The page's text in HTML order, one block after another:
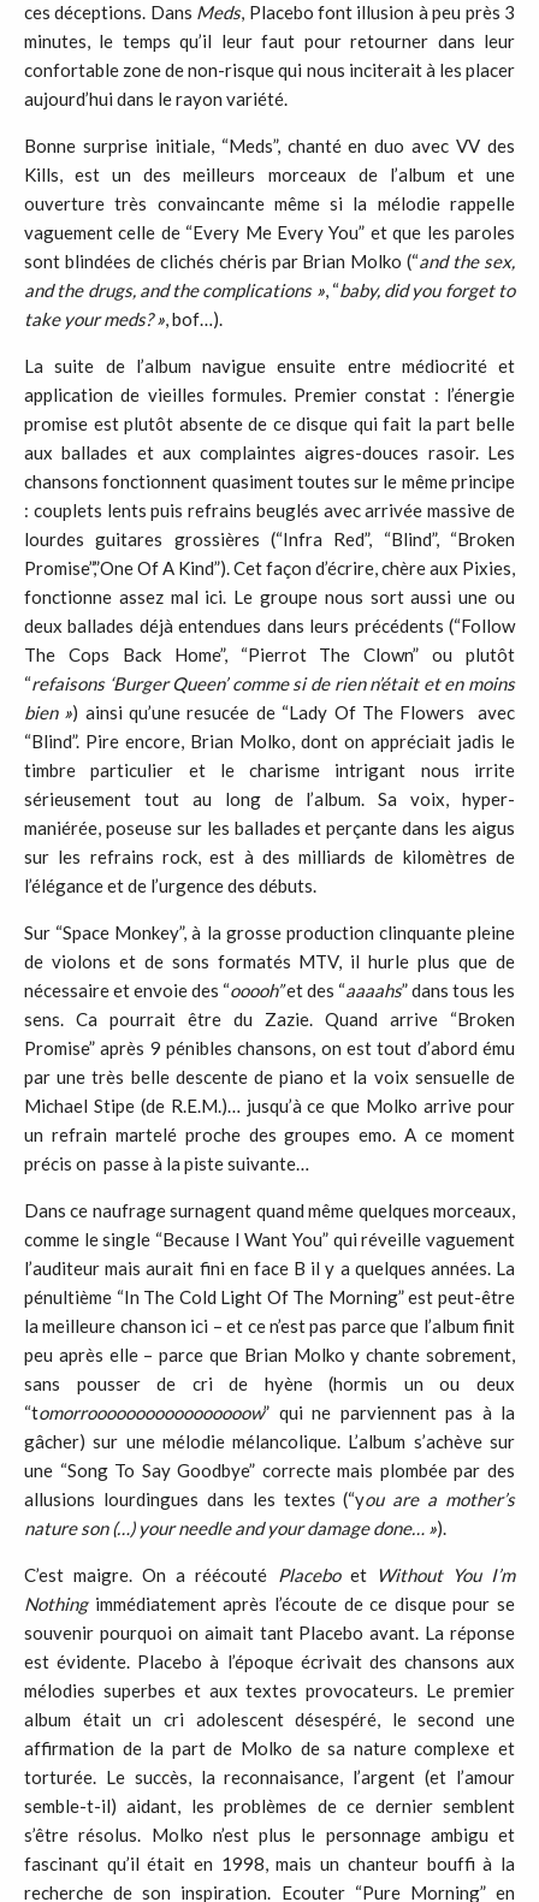
ces déceptions. Dans Meds, Placebo font illusion à peu près 3
minutes, le temps qu’il leur faut pour retourner dans leur
confortable zone de non-risque qui nous inciterait à les placer
aujourd’hui dans le rayon variété.
Bonne surprise initiale, “Meds”, chanté en duo avec VV des
Kills, est un des meilleurs morceaux de l’album et une
ouverture très convaincante même si la mélodie rappelle
vaguement celle de “Every Me Every You” et que les paroles
sont blindées de clichés chéris par Brian Molko (“and the sex,
and the drugs, and the complications », “baby, did you forget to
take your meds?», bof…).
La suite de l’album navigue ensuite entre médiocrité et
application de vieilles formules. Premier constat : l’énergie
promise est plutôt absente de ce disque qui fait la part belle
aux ballades et aux complaintes aigres-douces rasoir. Les
chansons fonctionnent quasiment toutes sur le même principe
: couplets lents puis refrains beuglés avec arrivée massive de
lourdes guitares grossières (“Infra Red”, “Blind”, “Broken
Promise”,”One Of A Kind”). Cet façon d’écrire, chère aux Pixies,
fonctionne assez mal ici. Le groupe nous sort aussi une ou
deux ballades déjà entendues dans leurs précédents (“Follow
The Cops Back Home”, “Pierrot The Clown” ou plutôt
“refaisons ‘Burger Queen’ comme si de rien n’était et en moins
bien ») ainsi qu’une resucée de “Lady Of The Flowers avec
“Blind”. Pire encore, Brian Molko, dont on appréciait jadis le
timbre particulier et le charisme intrigant nous irrite
sérieusement tout au long de l’album. Sa voix, hyper-
maniérée, poseuse sur les ballades et perçante dans les aigus
sur les refrains rock, est à des milliards de kilomètres de
l’élégance et de l’urgence des débuts.
Sur “Space Monkey”, à la grosse production clinquante pleine
de violons et de sons formatés MTV, il hurle plus que de
nécessaire et envoie des “ooooh”et des “aaaahs” dans tous les
sens. Ca pourrait être du Zazie. Quand arrive “Broken
Promise” après 9 pénibles chansons, on est tout d’abord ému
par une très belle descente de piano et la voix sensuelle de
Michael Stipe (de R.E.M.)… jusqu’à ce que Molko arrive pour
un refrain martelé proche des groupes emo. A ce moment
précis on passe à la piste suivante…
Dans ce naufrage surnagent quand même quelques morceaux,
comme le single “Because I Want You” qui réveille vaguement
l’auditeur mais aurait fini en face B il y a quelques années. La
pénultième “In The Cold Light Of The Morning” est peut-être
la meilleure chanson ici – et ce n’est pas parce que l’album finit
peu après elle – parce que Brian Molko y chante sobrement,
sans pousser de cri de hyène (hormis un ou deux
“tomorrooooooooooooooooow” qui ne parviennent pas à la
gâcher) sur une mélodie mélancolique. L’album s’achève sur
une “Song To Say Goodbye” correcte mais plombée par des
allusions lourdingues dans les textes (“you are a mother’s
nature son (…) your needle and your damage done… »).
C’est maigre. On a réécouté Placeboet Without You I’m
Nothingimmédiatement après l’écoute de ce disque pour se
souvenir pourquoi on aimait tant Placebo avant. La réponse
est évidente. Placebo à l’époque écrivait des chansons aux
mélodies superbes et aux textes provocateurs. Le premier
album était un cri adolescent désespéré, le second une
affirmation de la part de Molko de sa nature complexe et
torturée. Le succès, la reconnaisance, l’argent (et l’amour
semble-t-il) aidant, les problèmes de ce dernier semblent
s’être résolus. Molko n’est plus le personnage ambigu et
fascinant qu’il était en 1998, mais un chanteur bouffi à la
recherche de son inspiration. Ecouter “Pure Morning” en